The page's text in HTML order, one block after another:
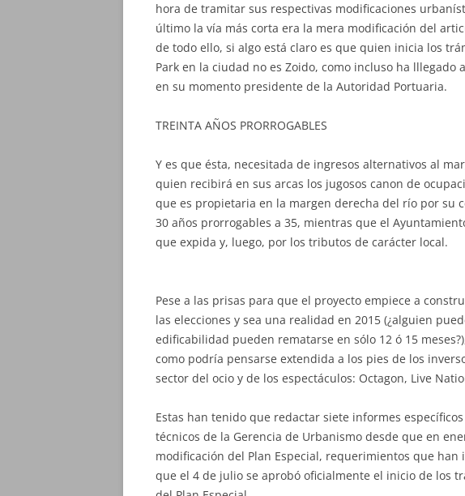
hora de tramitar sus respectivas modificaciones
último la vía más corta era la mera modificación del
de todo ello, si algo está claro es que quien inicia los
Park en la ciudad no es Zoido, como incluso ha lllegado
en su momento presidente de la Autoridad Portuaria.
TREINTA AÑOS PRORROGABLES
Y es que ésta, necesitada de ingresos alternativos al
quien recibirá en sus arcas los jugosos canon de
que es propietaria en la margen derecha del río por su
30 años prorrogables a 35, mientras que el
que expida y, luego, por los tributos de carácter local.
Pese a las prisas para que el proyecto empiece a
las elecciones y sea una realidad en 2015 (¿alguien
edificabilidad pueden rematarse en sólo 12 ó 15
como podría pensarse extendida a los pies de los
sector del ocio y de los espectáculos: Octagon, Live
Estas han tenido que redactar siete informes
técnicos de la Gerencia de Urbanismo desde que en
modificación del Plan Especial, requerimientos que
que el 4 de julio se aprobó oficialmente el inicio de los